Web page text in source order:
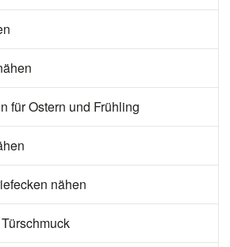
für Ostern und Frühling
nähen